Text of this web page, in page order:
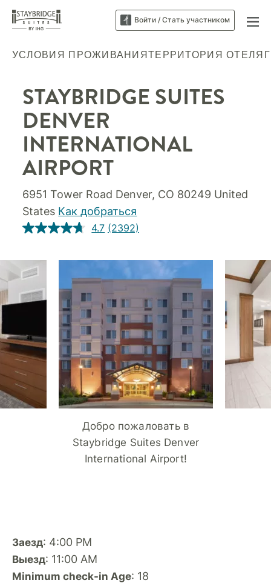
Войти / Стать участником
УСЛОВИЯ ПРОЖИВАНИЯТЕРРИТОРИЯ ОТЕЛЯ
STAYBRIDGE SUITES
DENVER
INTERNATIONAL
AIRPORT
6951 Tower Road Denver, CO 80249 United
States Как добраться
4.7 (2392)
Добро пожаловать в
Staybridge Suites Denver
International Airport!
Заезд: 4:00 PM
Выезд: 11:00 AM
Minimum check-in Age: 18